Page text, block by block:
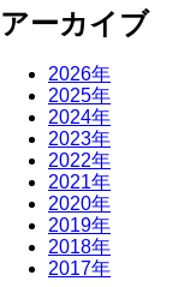
アーカイブ
2026年
2025年
2024年
2023年
2022年
2021年
2020年
2019年
2018年
2017年